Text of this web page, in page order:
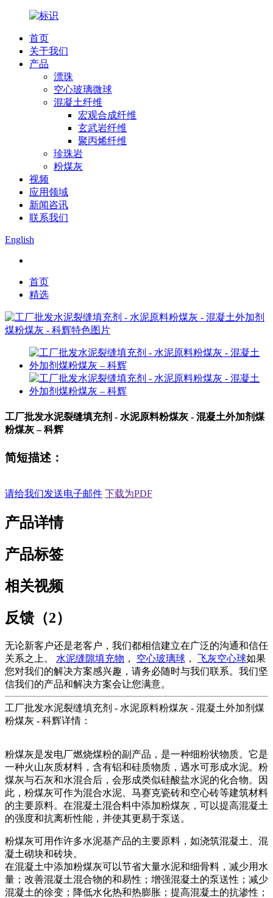
首页
关于我们
产品
漂珠
空心玻璃微球
混凝土纤维
宏观合成纤维
玄武岩纤维
聚丙烯纤维
珍珠岩
粉煤灰
视频
应用领域
新闻咨讯
联系我们
English
首页
精选
工厂批发水泥裂缝填充剂 - 水泥原料粉煤灰 - 混凝土外加剂煤
粉煤灰 – 科辉
简短描述：
请给我们发送电子邮件 下载为PDF
产品详情
产品标签
相关视频
反馈（2）
无论新客户还是老客户，我们都相信建立在广泛的沟通和信任
关系之上。 水泥缝隙填充物 ， 空心玻璃球 ， 飞灰空心球如果
您对我们的解决方案感兴趣，请务必随时与我们联系。我们坚
信我们的产品和解决方案会让您满意。
工厂批发水泥裂缝填充剂 - 水泥原料粉煤灰 - 混凝土外加剂煤
粉煤灰 - 科辉详情：
粉煤灰是发电厂燃烧煤粉的副产品，是一种细粉状物质。它是
一种火山灰质材料，含有铝和硅质物质，遇水可形成水泥。粉
煤灰与石灰和水混合后，会形成类似硅酸盐水泥的化合物。因
此，粉煤灰可作为混合水泥、马赛克瓷砖和空心砖等建筑材料
的主要原料。在混凝土混合料中添加粉煤灰，可以提高混凝土
的强度和抗离析性能，并使其更易于泵送。
粉煤灰可用作许多水泥基产品的主要原料，如浇筑混凝土、混
凝土砌块和砖块。
在混凝土中添加粉煤灰可以节省大量水泥和细骨料，减少用水
量；改善混凝土混合物的和易性；增强混凝土的泵送性；减少
混凝土的徐变；降低水化热和热膨胀；提高混凝土的抗渗性；